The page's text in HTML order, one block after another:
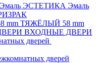
ЭСТЕТИКА Эмаль
ТЯЖЁЛЫЙ 58 mm
ВХОДНЫЕ ДВЕРИ
дверей
дверей